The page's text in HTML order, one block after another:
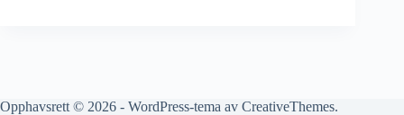
Opphavsrett © 2026 - WordPress-tema av CreativeThemes.